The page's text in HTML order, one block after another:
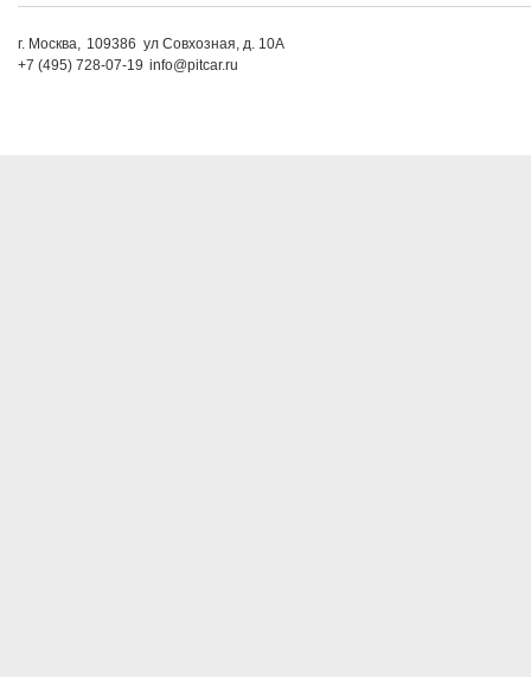
г. Москва, 109386 ул Совхозная, д. 10А
+7 (495) 728-07-19 info@pitcar.ru